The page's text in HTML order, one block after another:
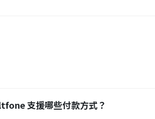
支援哪些付款方式？